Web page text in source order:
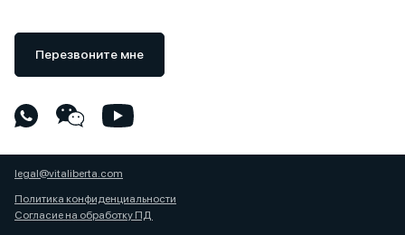
Перезвоните мне
legal@vitaliberta.com
Политика конфиденциальности
Согласие на обработку ПД